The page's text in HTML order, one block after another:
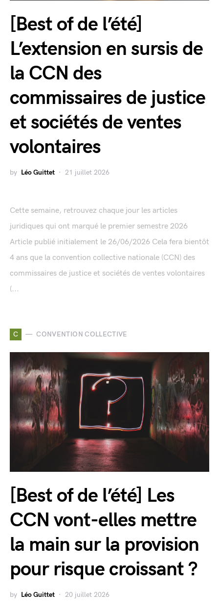
[Best of de l’été]
L’extension en sursis de
la CCN des
commissaires de justice
et sociétés de ventes
volontaires
by Léo Guittet 21 juillet 2026
Cette semaine, retrouvez chaque jour les articles
juridiques qui ont marqué le premier semestre 2026
Article publié initialement le 26/06/2026 Cela fera bientôt
4 ans que la convention collective nationale (CCN) des
commissaires de justice et sociétés de ventes volontaires
(...
C CONVENTION COLLECTIVE
[Best of de l’été] Les
CCN vont-elles mettre
la main sur la provision
pour risque croissant ?
by Léo Guittet 20 juillet 2026